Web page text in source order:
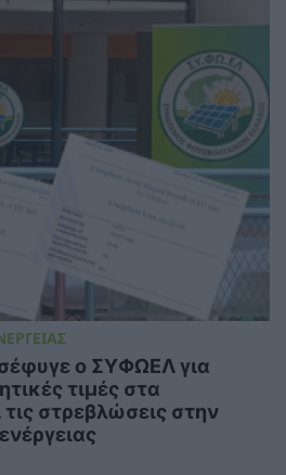
ο ΣΥΦΩΕΛ για
τιμές στα
στρεβλώσεις στην